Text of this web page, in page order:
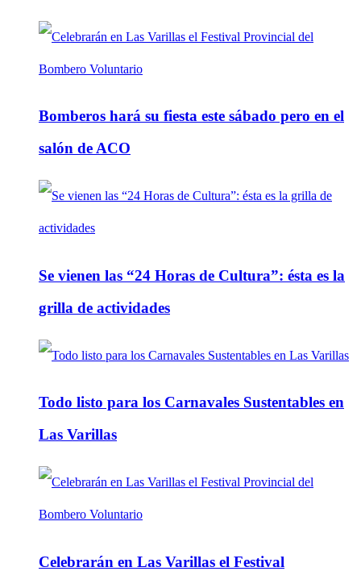
Bomberos hará su fiesta este sábado pero en el
salón de ACO
Se vienen las “24 Horas de Cultura”: ésta es la
grilla de actividades
Todo listo para los Carnavales Sustentables en
Las Varillas
Celebrarán en Las Varillas el Festival